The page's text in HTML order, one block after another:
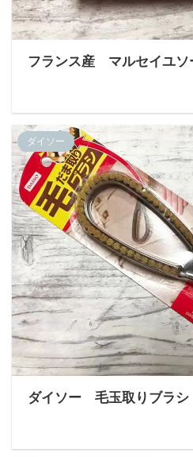
フランス産 マルセイユソ
ダイソー
ダイソー 毛玉取りブラシ